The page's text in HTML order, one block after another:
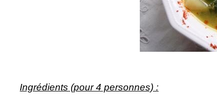
Ingrédients (pour 4 personnes) :